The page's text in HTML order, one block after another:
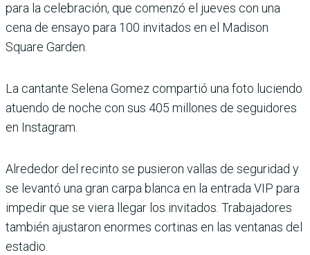
para la celebración, que comenzó el jueves con una
cena de ensayo para 100 invitados en el Madison
Square Garden.
La cantante Selena Gomez compartió una foto luciendo
atuendo de noche con sus 405 millones de seguidores
en Instagram.
Alrededor del recinto se pusieron vallas de seguridad y
se levantó una gran carpa blanca en la entrada VIP para
impedir que se viera llegar los invitados. Trabajadores
también ajustaron enormes cortinas en las ventanas del
estadio.